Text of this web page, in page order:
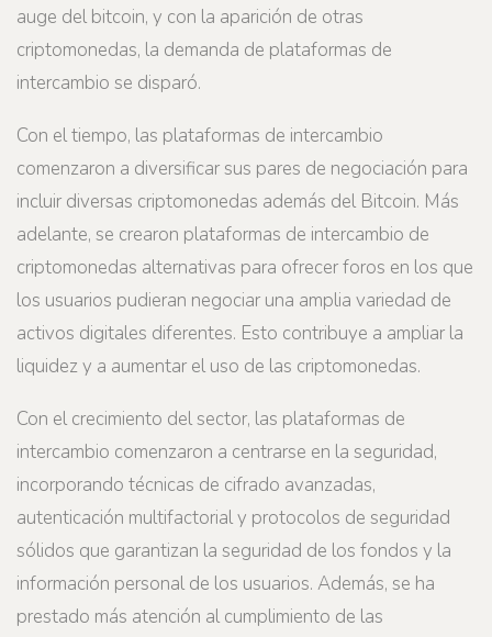
auge del bitcoin, y con la aparición de otras
criptomonedas, la demanda de plataformas de
intercambio se disparó.
Con el tiempo, las plataformas de intercambio
comenzaron a diversificar sus pares de negociación para
incluir diversas criptomonedas además del Bitcoin. Más
adelante, se crearon plataformas de intercambio de
criptomonedas alternativas para ofrecer foros en los que
los usuarios pudieran negociar una amplia variedad de
activos digitales diferentes. Esto contribuye a ampliar la
liquidez y a aumentar el uso de las criptomonedas.
Con el crecimiento del sector, las plataformas de
intercambio comenzaron a centrarse en la seguridad,
incorporando técnicas de cifrado avanzadas,
autenticación multifactorial y protocolos de seguridad
sólidos que garantizan la seguridad de los fondos y la
información personal de los usuarios. Además, se ha
prestado más atención al cumplimiento de las